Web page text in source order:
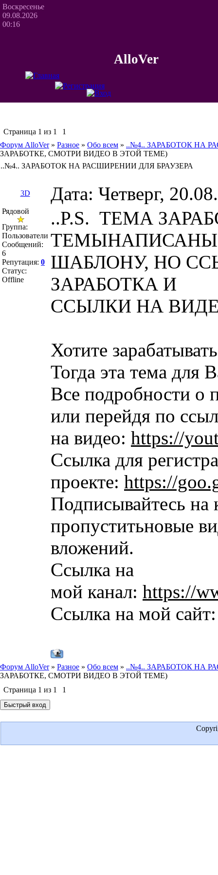
Воскресенье
09.08.2026
00:16
AlloVer
Страница 1 из 1
1
Форум AlloVer » Разное » Обо всем » ..№4.. ЗАРАБОТОК НА
ЗАРАБОТКЕ, СМОТРИ ВИДЕО В ЭТОЙ ТЕМЕ)
..№4.. ЗАРАБОТОК НА РАСШИРЕНИИ ДЛЯ БРАУЗЕРА
3D Дата: Четверг,
Рядовой
Группа:
Пользователи
Сообщений:
6
Репутация: 0
Статус:
Offline
..P.S. ТЕМА
ШАБЛОНУ, НО
ЗАРАБОТКА И
ССЫЛКИ НА
Хотите
Тогда эта тема для
Все подробности о
или перейдя по
на видео: https://
Ссылка для
проекте: https://
Подписывайтесь на
пропуститьновые
вложений.
Ссылка на
мой канал: https://
Ссылка на мой
Форум AlloVer » Разное » Обо всем » ..№4.. ЗАРАБОТОК НА
ЗАРАБОТКЕ, СМОТРИ ВИДЕО В ЭТОЙ ТЕМЕ)
Страница 1 из 1 1